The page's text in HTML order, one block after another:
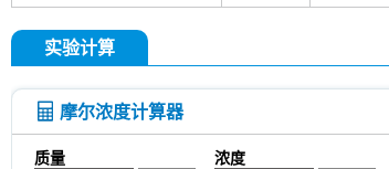
实验计算
摩尔浓度计算器
质量 浓度